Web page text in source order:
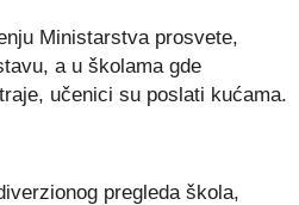
Ministarstva prosvete,
a u školama gde
učenici su poslati kućama.
pregleda škola,